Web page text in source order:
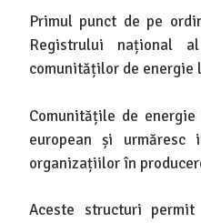
Primul punct de pe
Registrului național
comunităților de
Comunitățile de
european și
organizațiilor în
Aceste structuri